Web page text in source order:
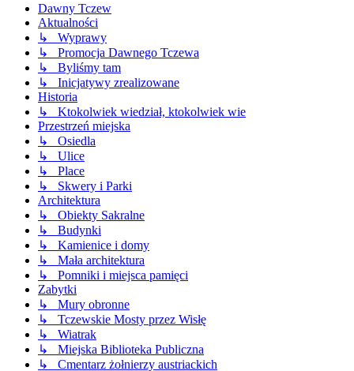
Dawny Tczew
Aktualności
↳ Wyprawy
↳ Promocja Dawnego Tczewa
↳ Byliśmy tam
↳ Inicjatywy zrealizowane
Historia
↳ Ktokolwiek wiedział, ktokolwiek wie
Przestrzeń miejska
↳ Osiedla
↳ Ulice
↳ Place
↳ Skwery i Parki
Architektura
↳ Obiekty Sakralne
↳ Budynki
↳ Kamienice i domy
↳ Mała architektura
↳ Pomniki i miejsca pamięci
Zabytki
↳ Mury obronne
↳ Tczewskie Mosty przez Wisłę
↳ Wiatrak
↳ Miejska Biblioteka Publiczna
↳ Cmentarz żołnierzy austriackich